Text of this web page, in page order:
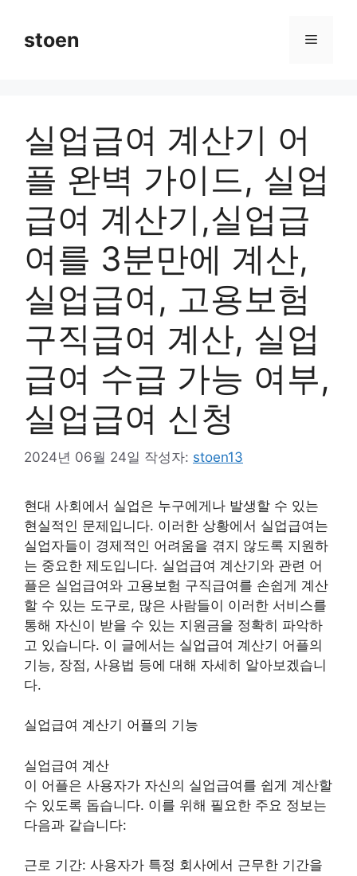
stoen 메
실업급여 계산기 어
플 완벽 가이드, 실업
급여 계산기,실업급
여를 3분만에 계산,
실업급여, 고용보험
구직급여 계산, 실업
급여 수급 가능 여부,
실업급여 신청
2024년 06월 24일 작성자: stoen13
현대 사회에서 실업은 누구에게나 발생할 수 있는
현실적인 문제입니다. 이러한 상황에서 실업급여는
실업자들이 경제적인 어려움을 겪지 않도록 지원하
는 중요한 제도입니다. 실업급여 계산기와 관련 어
플은 실업급여와 고용보험 구직급여를 손쉽게 계산
할 수 있는 도구로, 많은 사람들이 이러한 서비스를
통해 자신이 받을 수 있는 지원금을 정확히 파악하
고 있습니다. 이 글에서는 실업급여 계산기 어플의
기능, 장점, 사용법 등에 대해 자세히 알아보겠습니
다.
실업급여 계산기 어플의 기능
실업급여 계산
이 어플은 사용자가 자신의 실업급여를 쉽게 계산할
수 있도록 돕습니다. 이를 위해 필요한 주요 정보는
다음과 같습니다:
근로 기간: 사용자가 특정 회사에서 근무한 기간을